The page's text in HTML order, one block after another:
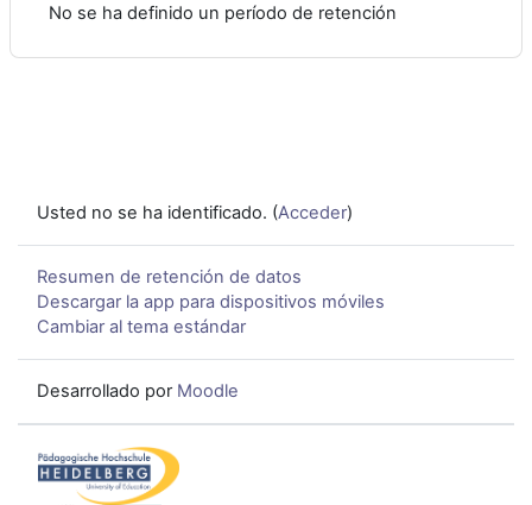
No se ha definido un período de retención
Usted no se ha identificado. (Acceder)
Resumen de retención de datos
Descargar la app para dispositivos móviles
Cambiar al tema estándar
Desarrollado por Moodle